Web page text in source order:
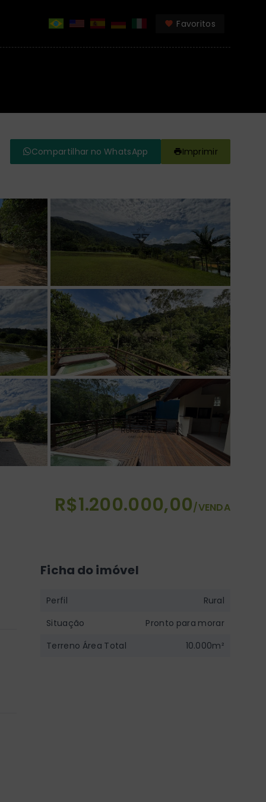
Favoritos
Compartilhar no WhatsApp Imprimir
R$1.200.000,00/VENDA
Ficha do imóvel
Perfil
Rural
Situação
Pronto para morar
Terreno Área Total
10.000m²